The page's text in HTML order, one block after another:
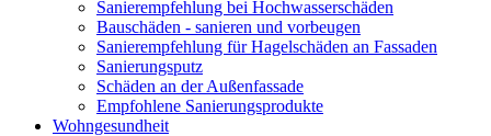
Sanierempfehlung bei Hochwasserschäden
Bauschäden - sanieren und vorbeugen
Sanierempfehlung für Hagelschäden an Fassaden
Sanierungsputz
Schäden an der Außenfassade
Empfohlene Sanierungsprodukte
Wohngesundheit